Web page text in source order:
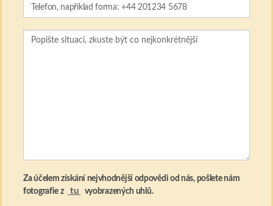
Za účelem získání nejvhodnější odpovědi od nás, pošlete nám
fotografie z
tu vyobrazených uhlů.